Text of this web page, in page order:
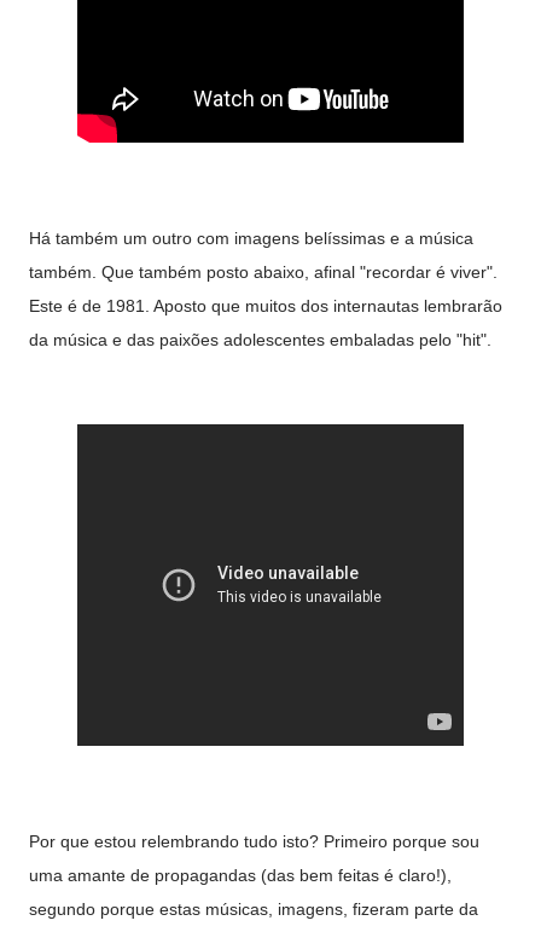
Há também um outro com imagens belíssimas e a música
também. Que também posto abaixo, afinal "recordar é viver".
Este é de 1981. Aposto que muitos dos internautas lembrarão
da música e das paixões adolescentes embaladas pelo "hit".
Por que estou relembrando tudo isto? Primeiro porque sou
uma amante de propagandas (das bem feitas é claro!),
segundo porque estas músicas, imagens, fizeram parte da